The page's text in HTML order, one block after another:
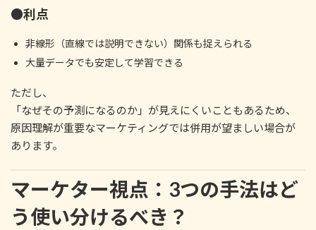
●利点
非線形（直線では説明できない）関係も捉えられる
大量データでも安定して学習できる
ただし、
「なぜその予測になるのか」が見えにくいこともあるため、
原因理解が重要なマーケティングでは併用が望ましい場合が
あります。
マーケター視点：3つの手法はど
う使い分けるべき？